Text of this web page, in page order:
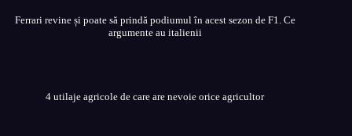
Ferrari revine și poate să prindă podiumul în acest sezon de F1. Ce
argumente au italienii
4 utilaje agricole de care are nevoie orice agricultor